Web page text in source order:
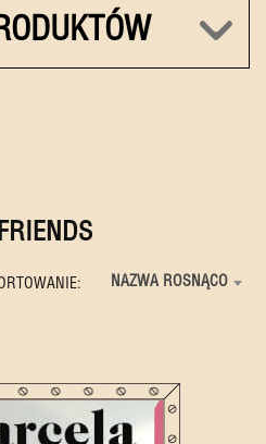
NAZWA ROSNĄCO